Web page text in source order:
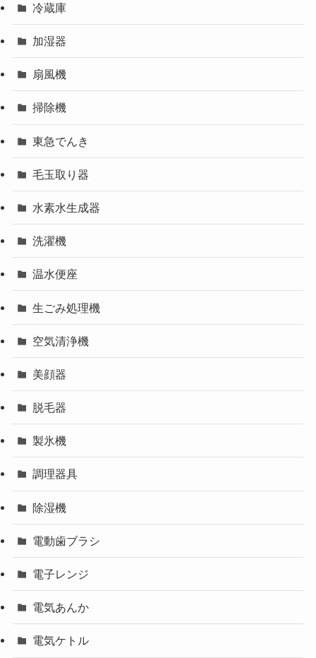
冷蔵庫
加湿器
扇風機
掃除機
東急でんき
毛玉取り器
水素水生成器
洗濯機
温水便座
生ごみ処理機
空気清浄機
美顔器
脱毛器
製氷機
調理器具
除湿機
電動歯ブラシ
電子レンジ
電気あんか
電気ケトル